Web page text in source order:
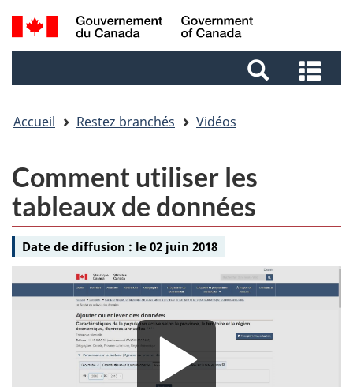
Aller
au
Aller
au
Passer
à
Recherche
et
et
Accueil Restez branchés Vidéos
Vidéo
-
Comment utiliser les
tableaux de données
Date de diffusion : le 02 juin 2018
Média
Média